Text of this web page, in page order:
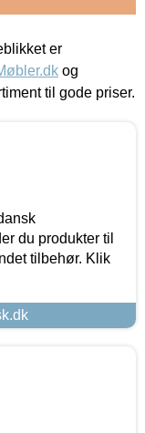
er
og
til gode priser.
du produkter til
tilbehør. Klik